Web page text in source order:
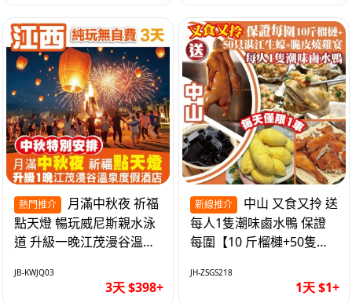
熱門推介
點天燈 暢玩威尼斯親水泳
道 升級一晚江茂漫谷溫泉
純玩3天
JB-KWJQ03
3天 $398+
新線推介
每人1隻潮味鹵水鴨 保證
每圍【10 斤榴槤+50隻湛
1天
JH-ZSGS218
1天 $1+